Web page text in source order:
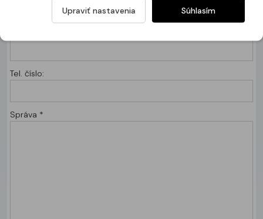
Tel. číslo:
Správa *
Upraviť nastavenia Súhlasím